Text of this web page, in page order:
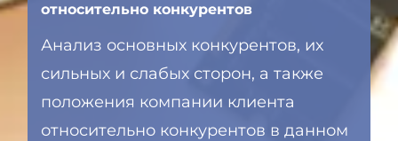
относительно конкурентов
Анализ основных конкурентов, их
сильных и слабых сторон, а также
положения компании клиента
относительно конкурентов в данном